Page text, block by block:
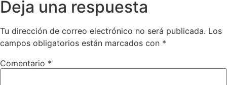
Deja una respuesta
Tu dirección de correo electrónico no será publicada. Los
campos obligatorios están marcados con *
Comentario *